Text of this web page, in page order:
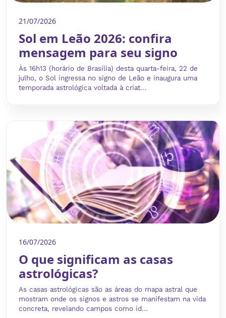
21/07/2026
Sol em Leão 2026: confira
mensagem para seu signo
Às 16h13 (horário de Brasília) desta quarta-feira, 22 de
julho, o Sol ingressa no signo de Leão e inaugura uma
temporada astrológica voltada à criat...
16/07/2026
O que significam as casas
astrológicas?
As casas astrológicas são as áreas do mapa astral que
mostram onde os signos e astros se manifestam na vida
concreta, revelando campos como id...